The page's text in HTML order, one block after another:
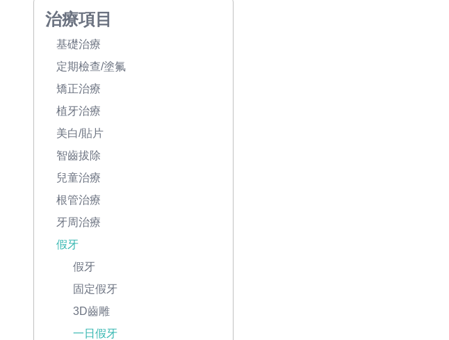
治療項目
基礎治療
定期檢查/塗氟
矯正治療
植牙治療
美白/貼片
智齒拔除
兒童治療
根管治療
牙周治療
假牙
假牙
固定假牙
3D齒雕
一日假牙